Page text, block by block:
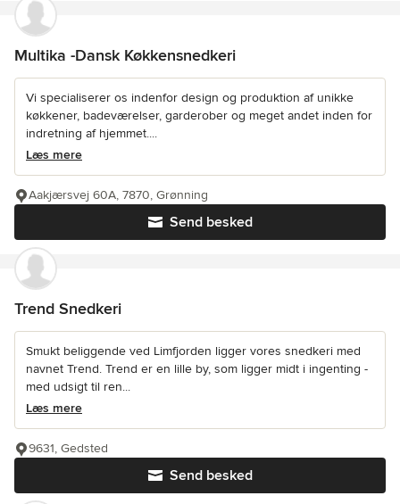
Multika -Dansk Køkkensnedkeri
Vi specialiserer os indenfor design og produktion af unikke
køkkener, badeværelser, garderober og meget andet inden for
indretning af hjemmet....
Læs mere
Send besked
Aakjærsvej 60A, 7870, Grønning
Trend Snedkeri
Smukt beliggende ved Limfjorden ligger vores snedkeri med
navnet Trend. Trend er en lille by, som ligger midt i ingenting -
med udsigt til ren...
Læs mere
Send besked
9631, Gedsted